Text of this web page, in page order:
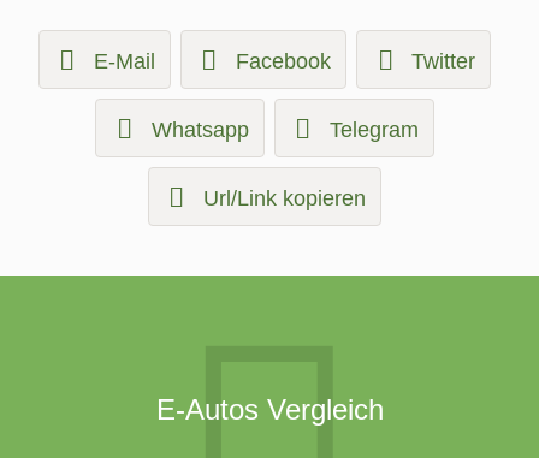
E-Mail Facebook Twitter
Whatsapp Telegram
Url/Link kopieren
E-Autos Vergleich